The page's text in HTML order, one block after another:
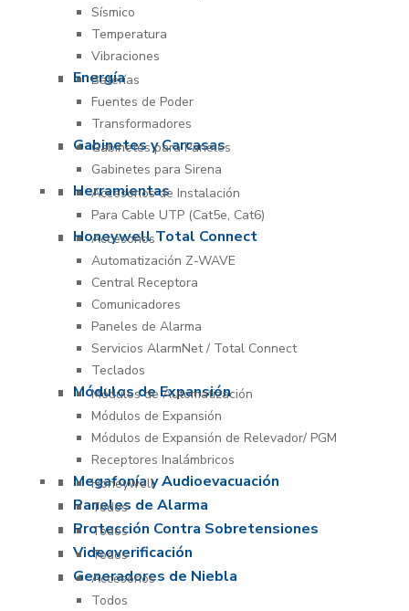
Sísmico
Temperatura
Vibraciones
Energía
Baterías
Fuentes de Poder
Transformadores
Gabinetes y Carcasas
Gabinetes para Paneles
Gabinetes para Sirena
Herramientas
Accesorios de Instalación
Para Cable UTP (Cat5e, Cat6)
Honeywell Total Connect
Accesorios
Automatización Z-WAVE
Central Receptora
Comunicadores
Paneles de Alarma
Servicios AlarmNet / Total Connect
Teclados
Módulos de Expansión
Módulos de Automatización
Módulos de Expansión
Módulos de Expansión de Relevador/ PGM
Receptores Inalámbricos
Megafonía y Audioevacuación
Honeywell
Paneles de Alarma
Todos
Protección Contra Sobretensiones
Todos
Videoverificación
Todos
Generadores de Niebla
Accesorios
Todos